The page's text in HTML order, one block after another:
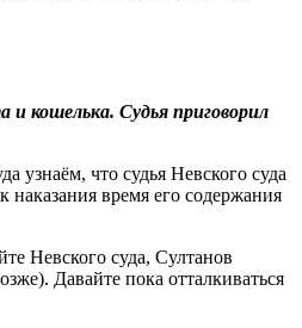
кошелька. Судья приговорил
узнаём, что судья Невского суда
наказания время его содержания
Невского суда, Султанов
Давайте пока отталкиваться